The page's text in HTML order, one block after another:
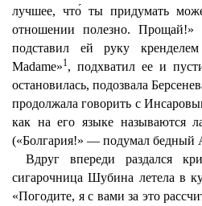
лучшее, что́ ты придумать
отношении полезно.
подставил ей руку
Madame»1 , подхватил ее и
остановилась, подозвала
продолжала говорить с
как на его языке называются
(«Болгария!» — подумал бедный
Вдруг впереди раздался
сигарочница Шубина летела в
«Погодите, я с вами за это